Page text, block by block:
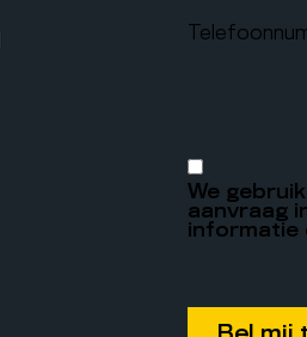
We
aanvraag
informatie